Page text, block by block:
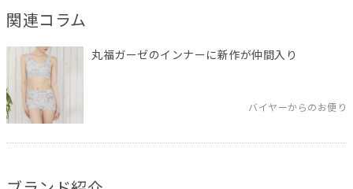
関連コラム
丸福ガーゼのインナーに新作が仲間入り
バイヤーからのお便り